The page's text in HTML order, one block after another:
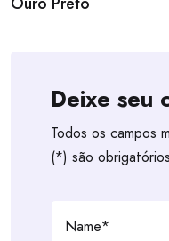
Deixe seu
Todos os campos
(*) são obrigatórios